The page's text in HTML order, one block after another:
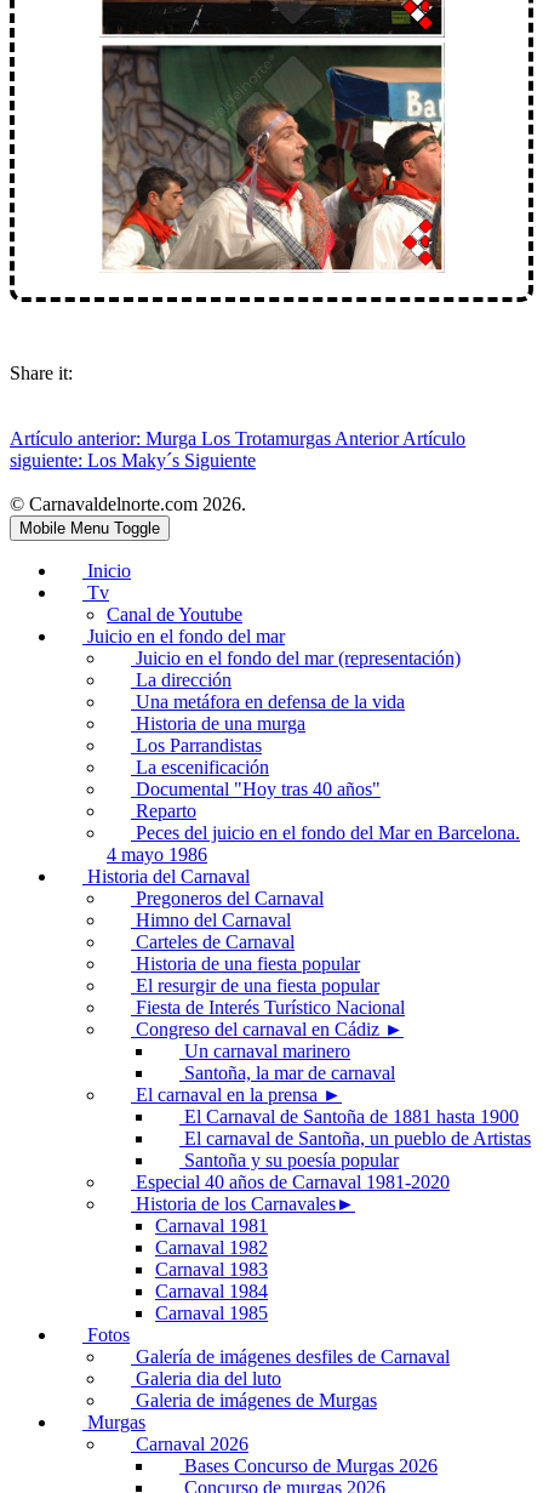
Share it:
Artículo anterior: Murga Los Trotamurgas Anterior Artículo
siguiente: Los Maky´s Siguiente
© Carnavaldelnorte.com 2026.
Mobile Menu Toggle
Inicio
Tv
Canal de Youtube
Juicio en el fondo del mar
Juicio en el fondo del mar (representación)
La dirección
Una metáfora en defensa de la vida
Historia de una murga
Los Parrandistas
La escenificación
Documental "Hoy tras 40 años"
Reparto
Peces del juicio en el fondo del Mar en Barcelona.
4 mayo 1986
Historia del Carnaval
Pregoneros del Carnaval
Himno del Carnaval
Carteles de Carnaval
Historia de una fiesta popular
El resurgir de una fiesta popular
Fiesta de Interés Turístico Nacional
Congreso del carnaval en Cádiz ►
Un carnaval marinero
Santoña, la mar de carnaval
El carnaval en la prensa ►
El Carnaval de Santoña de 1881 hasta 1900
El carnaval de Santoña, un pueblo de Artistas
Santoña y su poesía popular
Especial 40 años de Carnaval 1981-2020
Historia de los Carnavales►
Carnaval 1981
Carnaval 1982
Carnaval 1983
Carnaval 1984
Carnaval 1985
Fotos
Galería de imágenes desfiles de Carnaval
Galeria dia del luto
Galeria de imágenes de Murgas
Murgas
Carnaval 2026
Bases Concurso de Murgas 2026
Concurso de murgas 2026